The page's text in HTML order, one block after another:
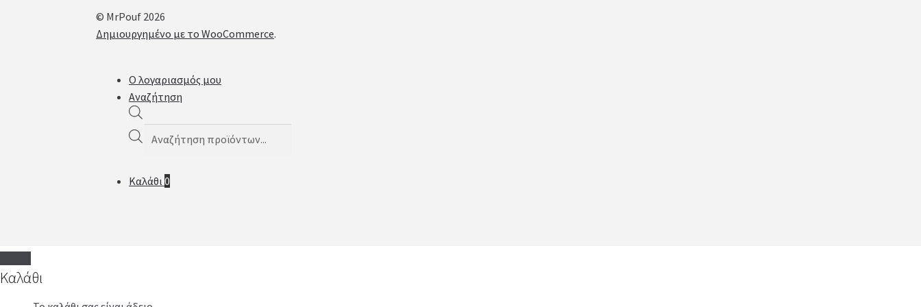
© MrPouf 2026
Δημιουργημένο με το WooCommerce.
Ο λογαριασμός μου
Αναζήτηση
Products
search
Καλάθι0
Καλάθι